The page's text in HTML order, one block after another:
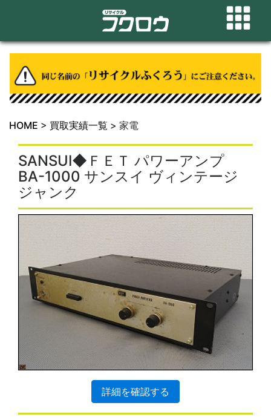
HOME > 買取実績一覧 > 家電
SANSUI◆ＦＥＴ パワーアンプ
BA-1000 サンスイ ヴィンテージ
ジャンク
詳細を確認する